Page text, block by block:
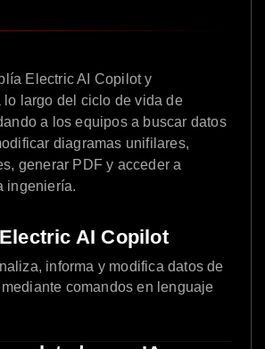
Electric AI Copilot y
lo largo del ciclo de vida de
a los equipos a buscar datos
diagramas unifilares,
generar PDF y acceder a
ingeniería.
AI Copilot
informa y modifica datos de
comandos en lenguaje